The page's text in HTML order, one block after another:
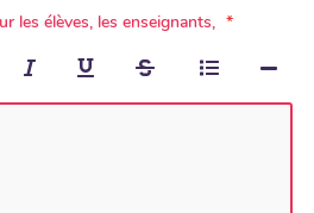
les élèves, les enseignants,